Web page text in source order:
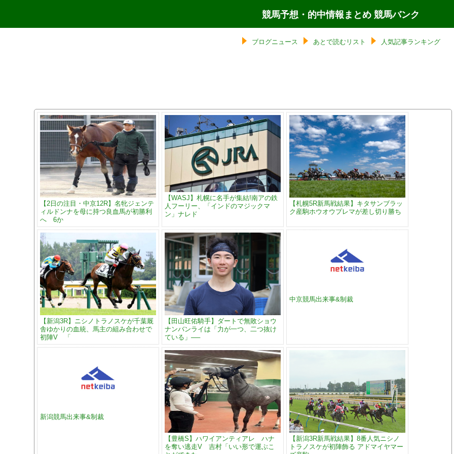
競馬予想・的中情報まとめ 競馬バンク
ブログニュース あとで読むリスト 人気記事ランキング
【2日の注目・中京12R】名牝ジェンテ
ィルドンナを母に持つ良血馬が初勝利
へ 6か
【WASJ】札幌に名手が集結!南アの鉄
人フーリー、「インドのマジックマ
ン」ナレド
【札幌5R新馬戦結果】キタサンブラッ
ク産駒ホウオウプレマが差し切り勝ち
【新潟3R】ニシノトラノスケが千葉厩
舎ゆかりの血統、馬主の組み合わせで
初陣V 「
【田山旺佑騎手】ダートで無敗ショウ
ナンバンライは「力が一つ、二つ抜け
ている」──
中京競馬出来事&制裁
新潟競馬出来事&制裁
【豊橋S】ハワイアンティアレ ハナ
を奪い逃走V 吉村「いい形で運ぶこ
【新潟3R新馬戦結果】8番人気ニシノ
トラノスケが初陣飾る アドマイヤマー